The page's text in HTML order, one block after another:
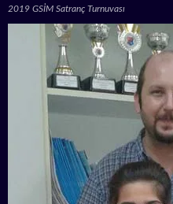
2019 GSİM Satranç Turnuvası